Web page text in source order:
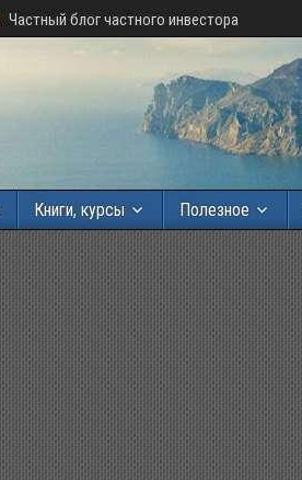
Частный блог частного инвестора
Книги, курсы Полезное